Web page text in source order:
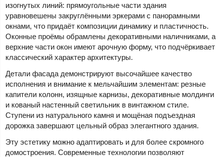
изогнутых линий: прямоугольные части здания
уравновешены закруглёнными эркерами с панорамными
окнами, что придаёт композиции динамику и пластичность.
Оконные проёмы обрамлены декоративными наличниками, а
верхние части окон имеют арочную форму, что подчёркивает
классический характер архитектуры.
Детали фасада демонстрируют высочайшее качество
исполнения и внимание к мельчайшим элементам: резные
капители колонн, изящные карнизы, декоративные молдинги
и кованый настенный светильник в винтажном стиле.
Ступени из натурального камня и мощёная подъездная
дорожка завершают цельный образ элегантного здания.
Эту эстетику можно адаптировать и для более скромного
домостроения. Современные технологии позволяют